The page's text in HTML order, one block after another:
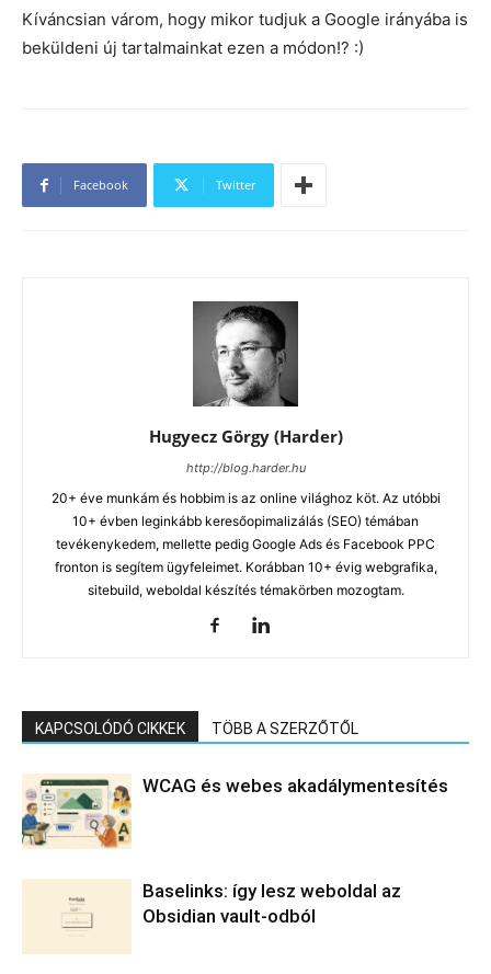
Kíváncsian várom, hogy mikor tudjuk a Google irányába is
beküldeni új tartalmainkat ezen a módon!? :)
Facebook Twitter
Hugyecz Görgy (Harder)
http://blog.harder.hu
20+ éve munkám és hobbim is az online világhoz köt. Az utóbbi
10+ évben leginkább keresőopimalizálás (SEO) témában
tevékenykedem, mellette pedig Google Ads és Facebook PPC
fronton is segítem ügyfeleimet. Korábban 10+ évig webgrafika,
sitebuild, weboldal készítés témakörben mozogtam.
KAPCSOLÓDÓ CIKKEK TÖBB A SZERZŐTŐL
WCAG és webes akadálymentesítés
Baselinks: így lesz weboldal az
Obsidian vault-odból